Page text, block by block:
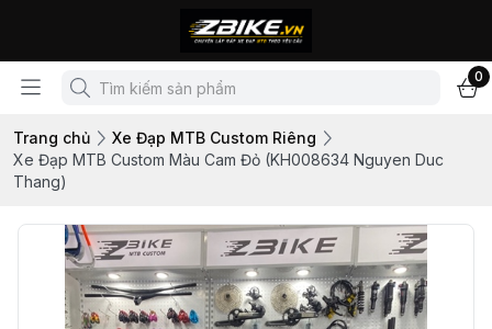
0
Trang chủ
Xe Đạp MTB Custom Riêng
Xe Đạp MTB Custom Màu Cam Đỏ (KH008634 Nguyen Duc
Thang)